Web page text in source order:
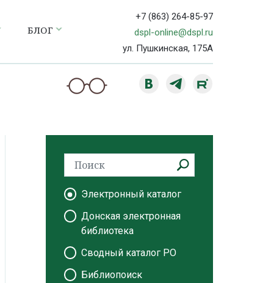
БЛОГ
+7 (863) 264-85-97
dspl-online@dspl.ru
ул. Пушкинская, 175А
Электронный каталог
Донская электронная
библиотека
Сводный каталог РО
Библиопоиск